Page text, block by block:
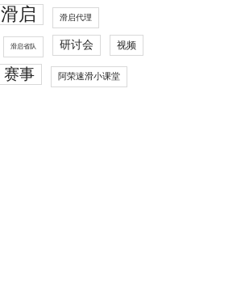
滑启 滑启代理
滑启省队 研讨会 视频
赛事 阿荣速滑小课堂